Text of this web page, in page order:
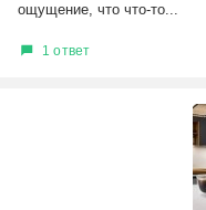
ощущение, что что-то...
1 ответ